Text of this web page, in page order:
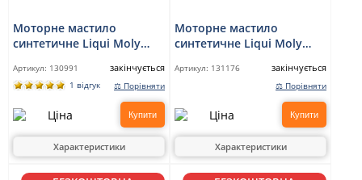
Моторне мастило
синтетичне Liqui Moly
Артикул: 130991 закінчується
1 відгук ⚖ Порівняти
Купити
Характеристики
Моторне мастило
синтетичне Liqui Moly
Артикул: 131176 закінчується
⚖ Порівняти
Купити
Характеристики